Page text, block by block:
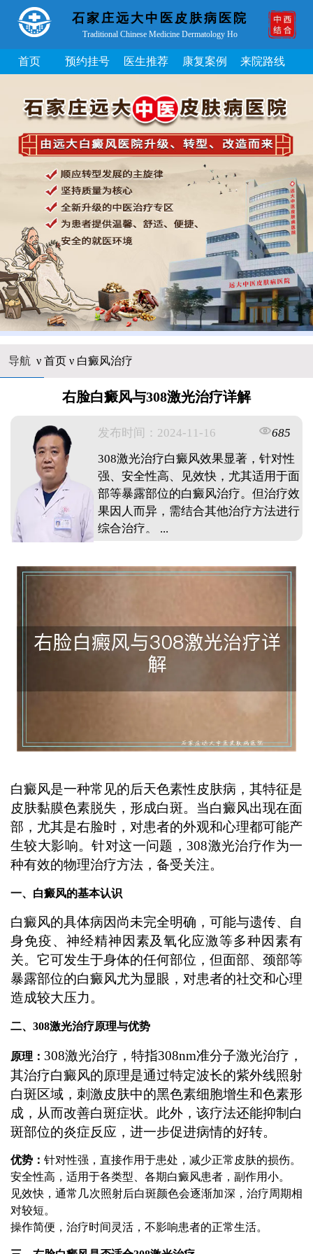
石家庄远大中医皮肤病医院
Traditional Chinese Medicine Dermatology Ho
首页 预约挂号 医生推荐 康复案例 来院路线
导航 ν 首页ν 白癜风治疗
右脸白癜风与308激光治疗详解
发布时间：2024-11-16
685
308激光治疗白癜风效果显著，针对性
强、安全性高、见效快，尤其适用于面
部等暴露部位的白癜风治疗。但治疗效
果因人而异，需结合其他治疗方法进行
综合治疗。 ...
白癜风是一种常见的后天色素性皮肤病，其特征是
皮肤黏膜色素脱失，形成白斑。当白癜风出现在面
部，尤其是右脸时，对患者的外观和心理都可能产
生较大影响。针对这一问题，308激光治疗作为一
种有效的物理治疗方法，备受关注。
一、白癜风的基本认识
白癜风的具体病因尚未完全明确，可能与遗传、自
身免疫、神经精神因素及氧化应激等多种因素有
关。它可发生于身体的任何部位，但面部、颈部等
暴露部位的白癜风尤为显眼，对患者的社交和心理
造成较大压力。
二、308激光治疗原理与优势
原理： 308激光治疗，特指308nm准分子激光治疗，
其治疗白癜风的原理是通过特定波长的紫外线照射
白斑区域，刺激皮肤中的黑色素细胞增生和色素形
成，从而改善白斑症状。此外，该疗法还能抑制白
斑部位的炎症反应，进一步促进病情的好转。
优势： 针对性强，直接作用于患处，减少正常皮肤的损伤。
安全性高，适用于各类型、各期白癜风患者，副作用小。
见效快，通常几次照射后白斑颜色会逐渐加深，治疗周期相
对较短。
操作简便，治疗时间灵活，不影响患者的正常生活。